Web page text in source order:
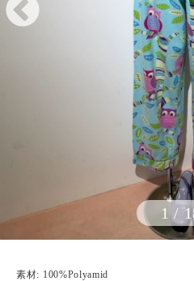
1 /
素材: 100%Polyamid